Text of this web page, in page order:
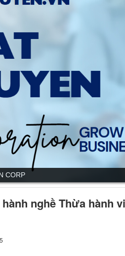
CORP
nghề Thừa hành